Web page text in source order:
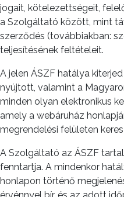
jogait, kötelezettségeit,
a Szolgáltató között, mint
szerződés (továbbiakban:
teljesítésének feltételeit.
A jelen ÁSZF hatálya
nyújtott, valamint a
minden olyan elektronikus
amely a webáruház
megrendelési felületen
A Szolgáltató az ÁSZF
fenntartja. A mindenkor
honlapon történő